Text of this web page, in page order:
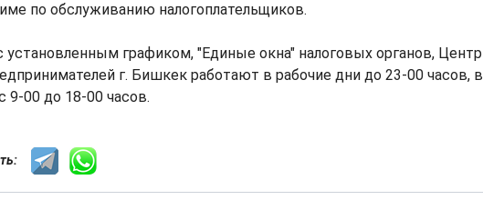
по обслуживанию налогоплательщиков.
установленным графиком, "Единые окна" налоговых органов, Центр
г. Бишкек работают в рабочие дни до 23-00 часов, в
00 до 18-00 часов.